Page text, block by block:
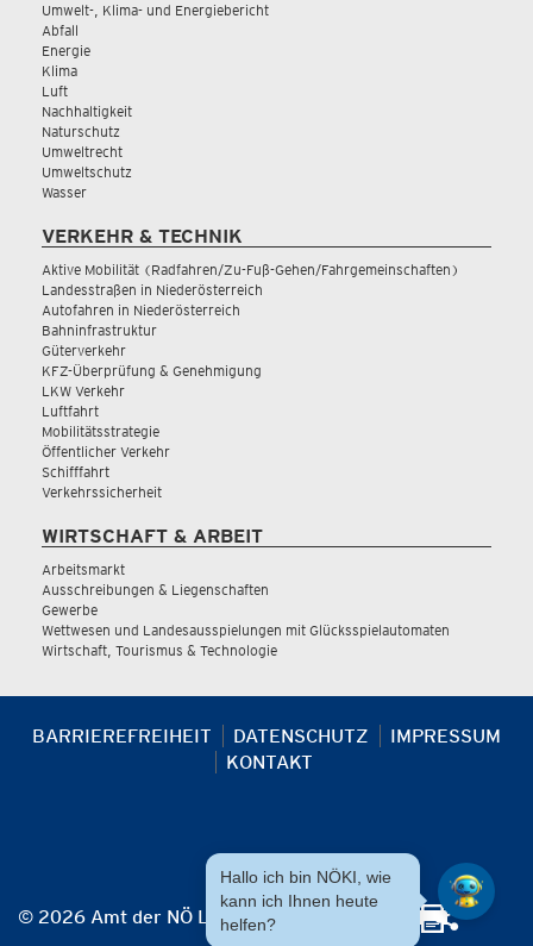
Umwelt-, Klima- und Energiebericht
Abfall
Energie
Klima
Luft
Nachhaltigkeit
Naturschutz
Umweltrecht
Umweltschutz
Wasser
VERKEHR & TECHNIK
Aktive Mobilität (Radfahren/Zu-Fuß-Gehen/Fahrgemeinschaften)
Landesstraßen in Niederösterreich
Autofahren in Niederösterreich
Bahninfrastruktur
Güterverkehr
KFZ-Überprüfung & Genehmigung
LKW Verkehr
Luftfahrt
Mobilitätsstrategie
Öffentlicher Verkehr
Schifffahrt
Verkehrssicherheit
WIRTSCHAFT & ARBEIT
Arbeitsmarkt
Ausschreibungen & Liegenschaften
Gewerbe
Wettwesen und Landesausspielungen mit Glücksspielautomaten
Wirtschaft, Tourismus & Technologie
BARRIEREFREIHEIT DATENSCHUTZ
IMPRESSUM
KONTAKT
© 2026 Amt der NÖ Landesregierung
Hallo ich bin NÖKI, wie
kann ich Ihnen heute
helfen?